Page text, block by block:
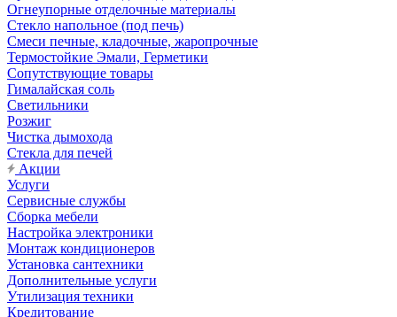
Огнеупорные отделочные материалы
Стекло напольное (под печь)
Смеси печные, кладочные, жаропрочные
Термостойкие Эмали, Герметики
Сопутствующие товары
Гималайская соль
Светильники
Розжиг
Чистка дымохода
Стекла для печей
Акции
Услуги
Сервисные службы
Сборка мебели
Настройка электроники
Монтаж кондиционеров
Установка сантехники
Дополнительные услуги
Утилизация техники
Кредитование